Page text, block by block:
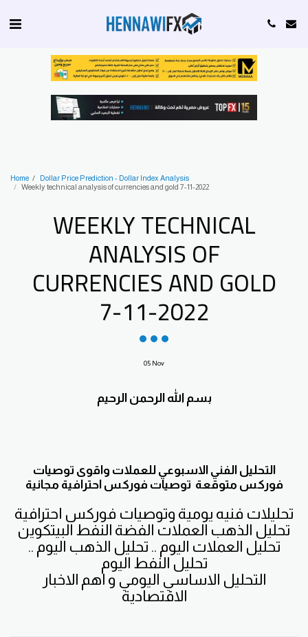
Home
Dollar Price Prediction - Dollar Index Analysis
Weekly technical analysis of currencies and gold 7-11-2022
WEEKLY TECHNICAL
ANALYSIS OF
CURRENCIES AND GOLD
7-11-2022
05 Nov
بسم الله الرحمن الرحيم
التحليل الفني الاسبوعي للعملات واقوى توصيات
فوركس متوقعة توصيات فوركس احترافية مجانية
تحليلات فنيه يومية وتوصيات فوركس احترافية
تحليل الذهب العملات الفضة النفط البيتكوين
تحليل العملات اليوم .. تحليل الذهب اليوم ..
تحليل النفط اليوم
التحليل الاساسي اليومي و اهم الاخبار
الاقتصادية